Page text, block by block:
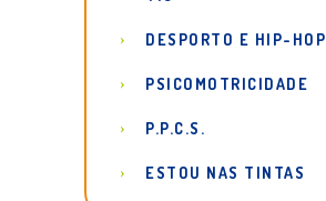
DESPORTO E HIP-HOP
PSICOMOTRICIDADE
P.P.C.S.
ESTOU NAS TINTAS